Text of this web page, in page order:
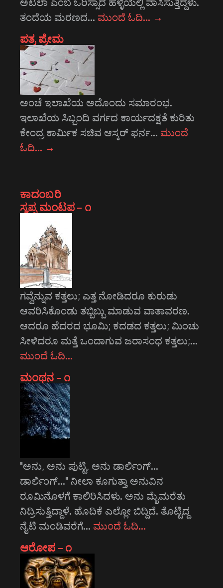
ತಂದೆಯ ಮರಣದ… ಮುಂದೆ ಓದಿ… →
ಪತ್ರ ಪ್ರೇಮ
ಅಂಚೆ ಇಲಾಖೆಯ ಅದೊಂದು ಸಮಾರಂಭ.
ಇಲಾಖೆಯ ಸಿಬ್ಬಂದಿ ವರ್ಗದ ಕಾರ್ಯದಕ್ಷತೆ ಕುರಿತು
ಕೇಂದ್ರ ಕಾರ್ಮಿಕ ಸಚಿವ ಆಸ್ಕರ್‍ ಫರ್ನ… ಮುಂದೆ
ಓದಿ… →
ಕಾದಂಬರಿ
ಸ್ವಪ್ನ ಮಂಟಪ – ೧
ಗವ್ವೆನ್ನುವ ಕತ್ತಲು; ಎತ್ತ ನೋಡಿದರೂ ಕುರುಡು
ಆವರಿಸಿಕೊಂಡು ತಬ್ಬಿಬ್ಬು ಮಾಡುವ ವಾತಾವರಣ.
ಆದರೂ ಹೆದರದ ಭೂಮಿ; ಕದಡದ ಕತ್ತಲು; ಮಿಂಚು
ಸೀಳಿದರೂ ಮತ್ತೆ ಒಂದಾಗುವ ಜರಾಸಂಧ ಕತ್ತಲು;…
ಮುಂದೆ ಓದಿ…
ಮಂಥನ – ೧
"ಅನು, ಅನು ಪುಟ್ಟಿ, ಅನು ಡಾರ್ಲಿಂಗ್...
ಡಾರ್ಲಿಂಗ್..." ನೀಲಾ ಕೂಗುತ್ತಾ ಅನುವಿನ
ರೂಮಿನೊಳಗೆ ಕಾಲಿರಿಸಿದಳು. ಅನು ಮೈಮರೆತು
ನಿದ್ರಿಸುತ್ತಿದ್ದಾಳೆ. ಹೊದಿಕೆ ಎಲ್ಲೋ ಬಿದ್ದಿದೆ. ತೊಟ್ಟಿದ್ದ
ನೈಟಿ ಮಂಡಿವರೆಗೆ… ಮುಂದೆ ಓದಿ…
ಆರೋಪ – ೧